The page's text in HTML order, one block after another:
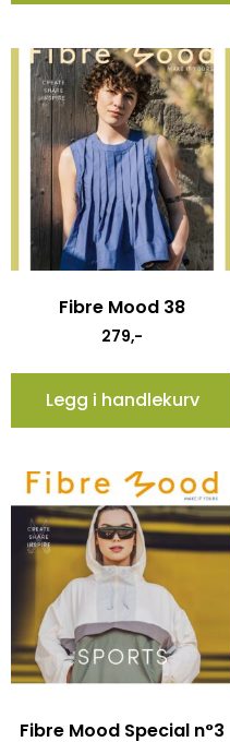
Fibre Mood 38
279,-
Legg i handlekurv
Fibre Mood Special n°3